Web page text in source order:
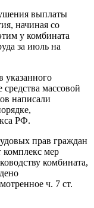
выплаты
начиная со
у комбината
за июль на
указанного
массовой
написали
РФ.
прав граждан
комплекс мер
комбината,
ч. 7 ст.